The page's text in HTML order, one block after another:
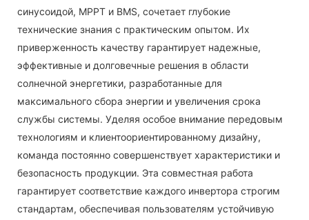
синусоидой, MPPT и BMS, сочетает глубокие
технические знания с практическим опытом. Их
приверженность качеству гарантирует надежные,
эффективные и долговечные решения в области
солнечной энергетики, разработанные для
максимального сбора энергии и увеличения срока
службы системы. Уделяя особое внимание передовым
технологиям и клиентоориентированному дизайну,
команда постоянно совершенствует характеристики и
безопасность продукции. Эта совместная работа
гарантирует соответствие каждого инвертора строгим
стандартам, обеспечивая пользователям устойчивую